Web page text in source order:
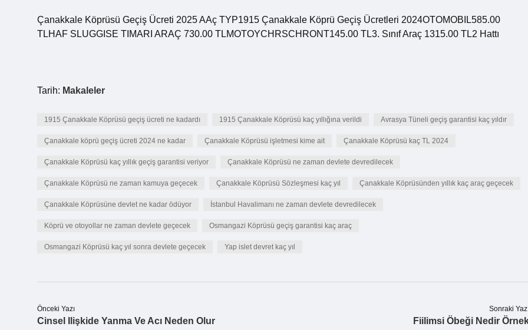
Çanakkale Köprüsü Geçiş Ücreti 2025 AAç TYP1915 Çanakkale Köprü Geçiş Ücretleri 2024OTOMOBIL585.00
TLHAF SLUGGISE TIMARI ARAÇ 730.00 TLMOTOYCHRSCHRONT145.00 TL3. Sınıf Araç 1315.00 TL2 Hattı
Tarih: Makaleler
1915 Çanakkale Köprüsü geçiş ücreti ne kadardı 1915 Çanakkale Köprüsü kaç yıllığına verildi Avrasya Tüneli geçiş garantisi kaç yıldır
Çanakkale köprü geçiş ücreti 2024 ne kadar Çanakkale Köprüsü işletmesi kime ait Çanakkale Köprüsü kaç TL 2024
Çanakkale Köprüsü kaç yıllık geçiş garantisi veriyor Çanakkale Köprüsü ne zaman devlete devredilecek
Çanakkale Köprüsü ne zaman kamuya geçecek Çanakkale Köprüsü Sözleşmesi kaç yıl Çanakkale Köprüsünden yıllık kaç araç geçecek
Çanakkale Köprüsüne devlet ne kadar ödüyor İstanbul Havalimanı ne zaman devlete devredilecek
Köprü ve otoyollar ne zaman devlete geçecek Osmangazi Köprüsü geçiş garantisi kaç araç
Osmangazi Köprüsü kaç yıl sonra devlete geçecek Yap islet devret kaç yıl
Önceki Yazı
Cinsel Ilişkide Yanma Ve Acı Neden Olur
Sonraki
Fiilimsi Öbeği Nedir